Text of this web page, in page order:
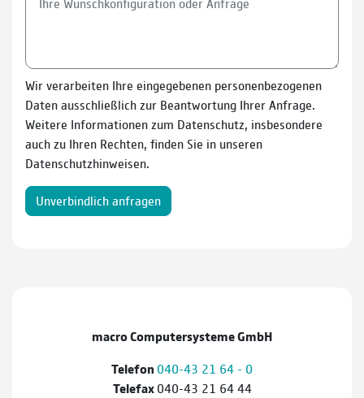
Wir verarbeiten Ihre eingegebenen personenbezogenen
Daten ausschließlich zur Beantwortung Ihrer Anfrage.
Weitere Informationen zum Datenschutz, insbesondere
auch zu Ihren Rechten, finden Sie in unseren
Datenschutzhinweisen.
Unverbindlich anfragen
macro Computersysteme GmbH
Telefon 040-43 21 64 - 0
Telefax040-43 21 64 44